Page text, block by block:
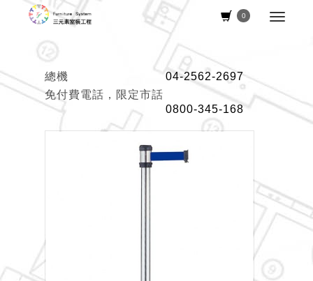
0
總機
04-2562-2697
免付費電話，限定市話
0800-345-168